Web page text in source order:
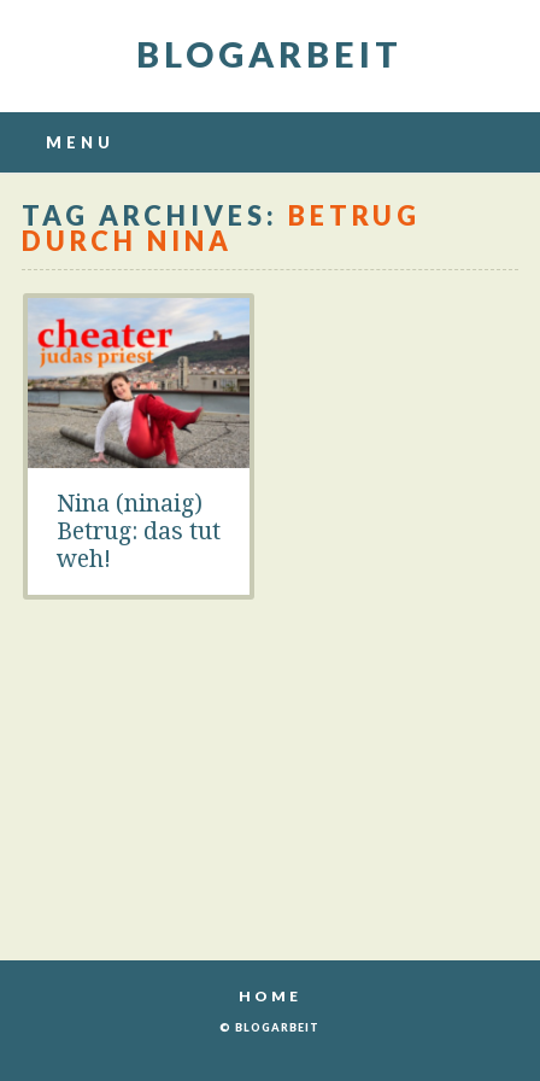
BLOGARBEIT
Main menu
MENU
TAG ARCHIVES:
BETRUG
DURCH NINA
Nina (ninaig)
Betrug: das tut
weh!
HOME
© BLOGARBEIT